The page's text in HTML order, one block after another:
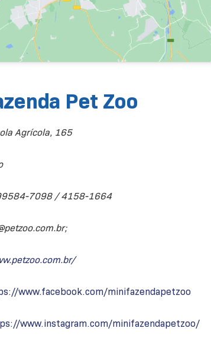
Pet Zoo
Agrícola, 165
7098 / 4158-1664
www.facebook.com/minifazendapetzoo
www.instagram.com/minifazendapetzoo/